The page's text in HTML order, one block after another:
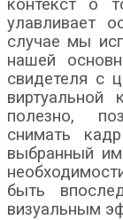
контекст о
улавливает
случае мы
нашей
свидетеля с
полезно,
снимать
выбранный
быть
визуальным